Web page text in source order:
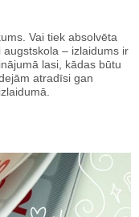
Vai tiek absolvēta
– izlaidums ir
lasi, kādas būtu
atradīsi gan